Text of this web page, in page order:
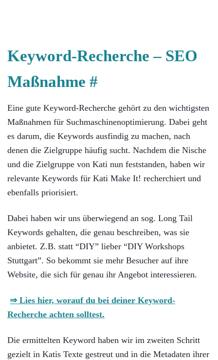
Keyword-Recherche – SEO
Maßnahme #
Eine gute Keyword-Recherche gehört zu den wichtigsten
Maßnahmen für Suchmaschinenoptimierung. Dabei geht
es darum, die Keywords ausfindig zu machen, nach
denen die Zielgruppe häufig sucht. Nachdem die Nische
und die Zielgruppe von Kati nun feststanden, haben wir
relevante Keywords für Kati Make It! recherchiert und
ebenfalls priorisiert.
Dabei haben wir uns überwiegend an sog. Long Tail
Keywords gehalten, die genau beschreiben, was sie
anbietet. Z.B. statt “DIY” lieber “DIY Workshops
Stuttgart”. So bekommt sie mehr Besucher auf ihre
Website, die sich für genau ihr Angebot interessieren.
⇒ Lies hier, worauf du bei deiner Keyword-
Recherche achten solltest.
Die ermittelten Keyword haben wir im zweiten Schritt
gezielt in Katis Texte gestreut und in die Metadaten ihrer